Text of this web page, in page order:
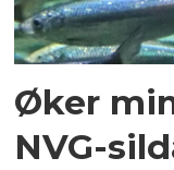
Øker
NVG-